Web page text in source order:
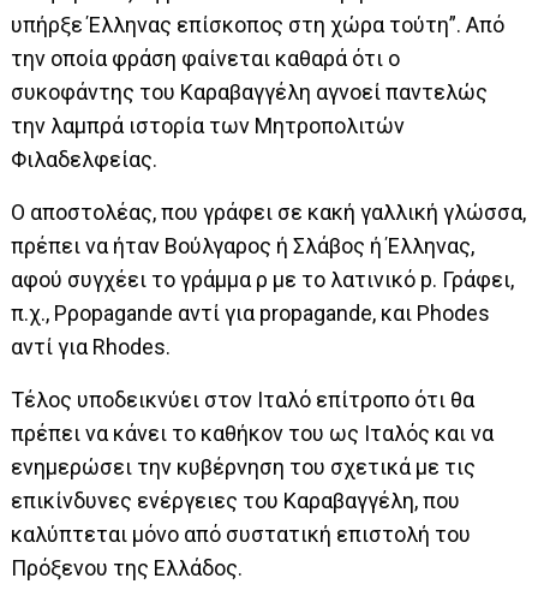
υπήρξε Έλληνας επίσκοπος στη χώρα τούτη”. Από
την οποία φράση φαίνεται καθαρά ότι ο
συκοφάντης του Καραβαγγέλη αγνοεί παντελώς
την λαμπρά ιστορία των Μητροπολιτών
Φιλαδελφείας.
Ο αποστολέας, που γράφει σε κακή γαλλική γλώσσα,
πρέπει να ήταν Βούλγαρος ή Σλάβος ή Έλληνας,
αφού συγχέει το γράμμα ρ με το λατινικό p. Γράφει,
π.χ., Pρopagande αντί για propagande, και Phodes
αντί για Rhodes.
Τέλος υποδεικνύει στον Ιταλό επίτροπο ότι θα
πρέπει να κάνει το καθήκον του ως Ιταλός και να
ενημερώσει την κυβέρνηση του σχετικά με τις
επικίνδυνες ενέργειες του Καραβαγγέλη, που
καλύπτεται μόνο από συστατική επιστολή του
Πρόξενου της Ελλάδος.